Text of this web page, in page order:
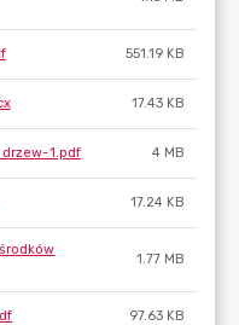
551.19 KB
17.43 KB
drzew-1.pdf 4 MB
17.24 KB
1.77 MB
97.63 KB